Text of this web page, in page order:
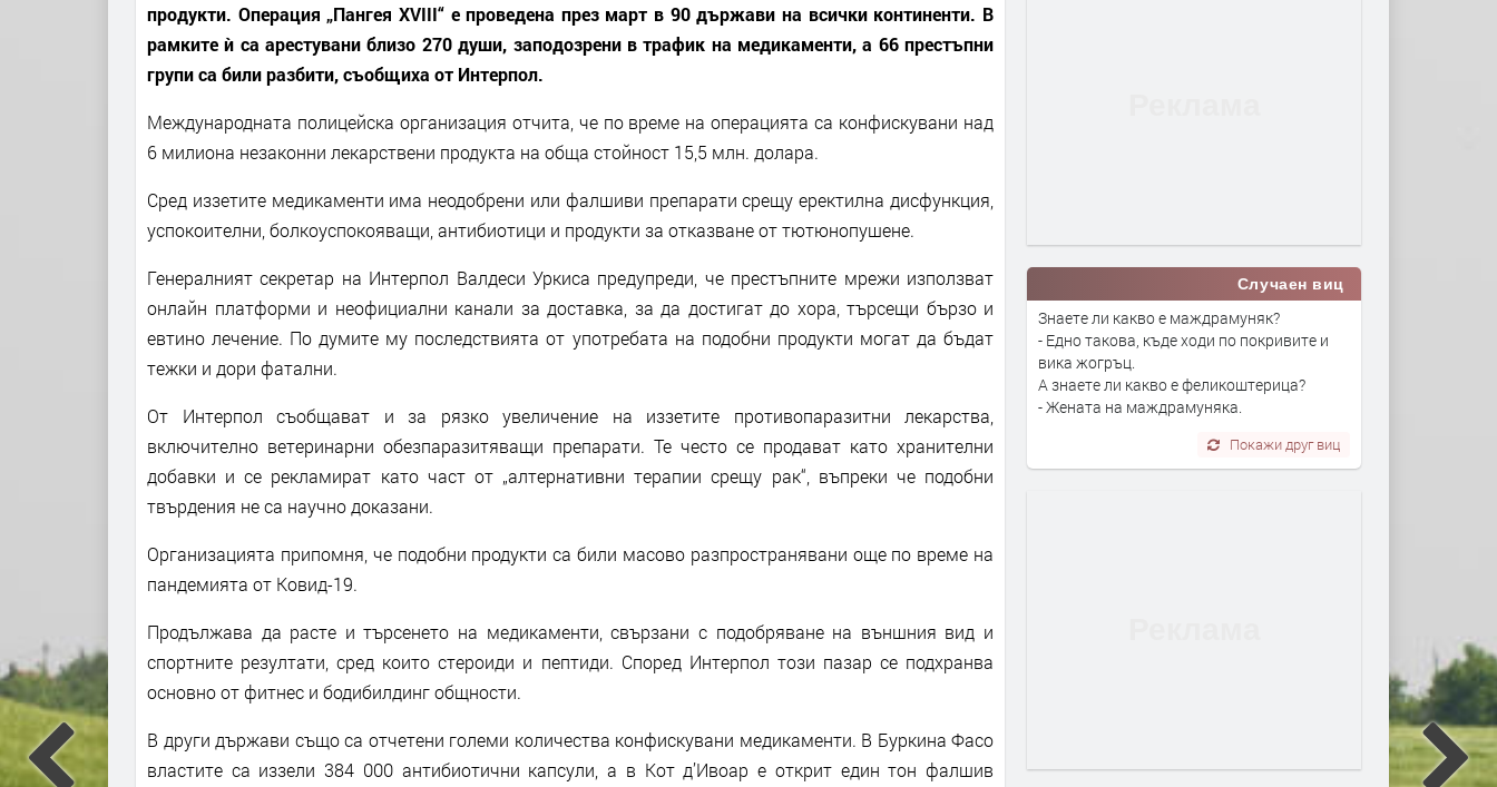
продукти. Операция „Пангея XVIII“ е проведена през март в 90 държави на всички континенти. В
рамките ѝ са арестувани близо 270 души, заподозрени в трафик на медикаменти, а 66 престъпни
групи са били разбити, съобщиха от Интерпол.
Международната полицейска организация отчита, че по време на операцията са конфискувани над
6 милиона незаконни лекарствени продукта на обща стойност 15,5 млн. долара.
Сред иззетите медикаменти има неодобрени или фалшиви препарати срещу еректилна дисфункция,
успокоителни, болкоуспокояващи, антибиотици и продукти за отказване от тютюнопушене.
Генералният секретар на Интерпол Валдеси Уркиса предупреди, че престъпните мрежи използват
онлайн платформи и неофициални канали за доставка, за да достигат до хора, търсещи бързо и
евтино лечение. По думите му последствията от употребата на подобни продукти могат да бъдат
тежки и дори фатални.
От Интерпол съобщават и за рязко увеличение на иззетите противопаразитни лекарства,
включително ветеринарни обезпаразитяващи препарати. Те често се продават като хранителни
добавки и се рекламират като част от „алтернативни терапии срещу рак“, въпреки че подобни
твърдения не са научно доказани.
Организацията припомня, че подобни продукти са били масово разпространявани още по време на
пандемията от Ковид-19.
Продължава да расте и търсенето на медикаменти, свързани с подобряване на външния вид и
спортните резултати, сред които стероиди и пептиди. Според Интерпол този пазар се подхранва
основно от фитнес и бодибилдинг общности.
В други държави също са отчетени големи количества конфискувани медикаменти. В Буркина Фасо
властите са иззели 384 000 антибиотични капсули, а в Кот д’Ивоар е открит един тон фалшив
Случаен виц
Знаете ли какво е маждрамуняк?
- Едно такова, къде ходи по покривите и
вика жогръц.
А знаете ли какво е феликоштерица?
- Жената на маждрамуняка.
Покажи друг виц